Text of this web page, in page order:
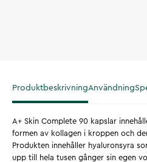
ProduktbeskrivningAnvändning
A+ Skin Complete 90 kapslar
formen av kollagen i kroppen och
Produkten innehåller hyaluronsyra
upp till hela tusen gånger sin egen